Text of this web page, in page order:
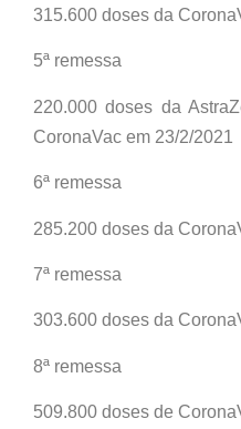
315.600 doses da
5ª remessa
220.000 doses da
CoronaVac em 23/2/2021
6ª remessa
285.200 doses da
7ª remessa
303.600 doses da
8ª remessa
509.800 doses de